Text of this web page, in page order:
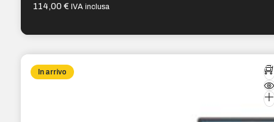
114,00€ IVA inclusa
In arrivo